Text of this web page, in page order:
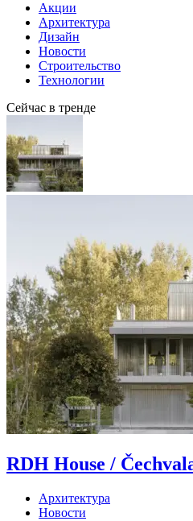
Акции
Архитектура
Дизайн
Новости
Строительство
Технологии
Сейчас в тренде
RDH House /
Архитектура
Новости